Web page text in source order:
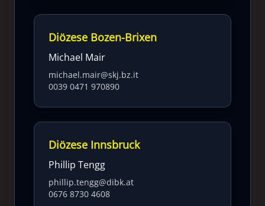
Diözese Bozen-Brixen
Michael Mair
michael.mair@skj.bz.it
0039 0471 970890
Diözese Innsbruck
Phillip Tengg
phillip.tengg@dibk.at
0676 8730 4608